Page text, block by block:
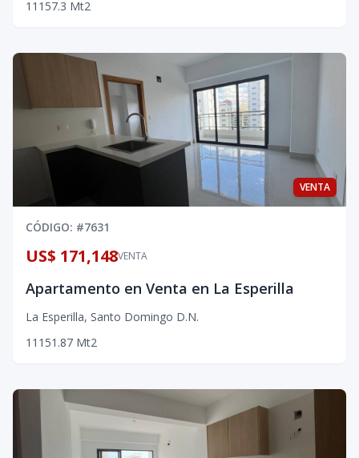
1 1 1 57.3 Mt2
VENTA
CÓDIGO: #7631
VENTA
US$ 171,148
Apartamento en Venta en La Esperilla
La Esperilla, Santo Domingo D.N.
1 1 1 51.87 Mt2